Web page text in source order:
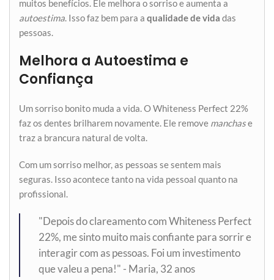
muitos benefícios. Ele melhora o sorriso e aumenta a
autoestima. Isso faz bem para a qualidade de vida das
pessoas.
Melhora a Autoestima e
Confiança
Um sorriso bonito muda a vida. O Whiteness Perfect 22%
faz os dentes brilharem novamente. Ele remove manchase
traz a brancura natural de volta.
Com um sorriso melhor, as pessoas se sentem mais
seguras. Isso acontece tanto na vida pessoal quanto na
profissional.
"Depois do clareamento com Whiteness Perfect
22%, me sinto muito mais confiante para sorrir e
interagir com as pessoas. Foi um investimento
que valeu a pena!" - Maria, 32 anos